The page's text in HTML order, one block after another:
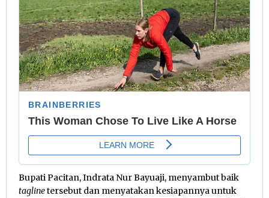
Bupati Pacitan, Indrata Nur Bayuaji, menyambut baik
taglinetersebut dan menyatakan kesiapannya untuk